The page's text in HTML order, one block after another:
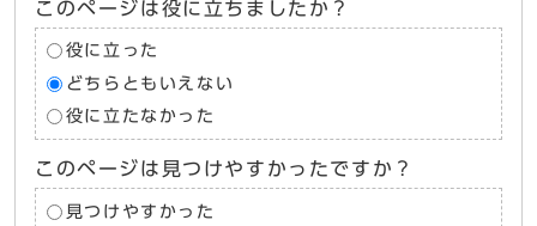
このページは役に立ちましたか？
役に立った
どちらともいえない
役に立たなかった
このページは見つけやすかったですか？
見つけやすかった